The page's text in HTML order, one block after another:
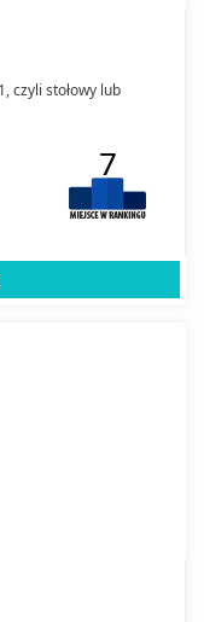
czyli stołowy lub
7